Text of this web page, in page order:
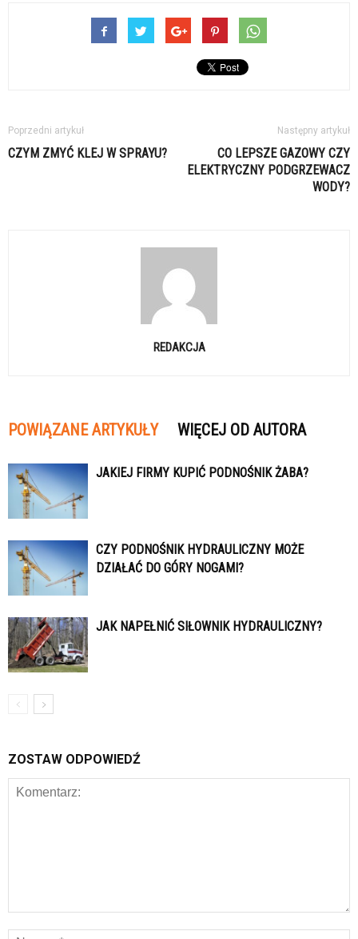
Poprzedni artykuł
CZYM ZMYĆ KLEJ W SPRAYU?
Następny artykuł
CO LEPSZE GAZOWY CZY
ELEKTRYCZNY PODGRZEWACZ
WODY?
REDAKCJA
POWIĄZANE ARTYKUŁY WIĘCEJ OD AUTORA
JAKIEJ FIRMY KUPIĆ PODNOŚNIK ŻABA?
CZY PODNOŚNIK HYDRAULICZNY MOŻE
DZIAŁAĆ DO GÓRY NOGAMI?
JAK NAPEŁNIĆ SIŁOWNIK HYDRAULICZNY?
ZOSTAW ODPOWIEDŹ